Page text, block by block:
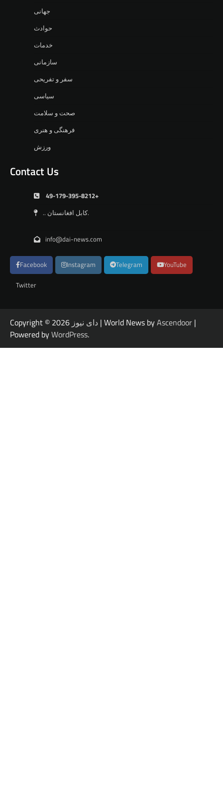
جهانی
حوادث
خدمات
سازمانی
سفر و تفریحی
سیاسی
صحت و سلامت
فرهنگی و هنری
ورزش
Contact Us
49-179-395-8212+
.. کابل افغانستان.
info@dai-news.com
Facebook Instagram Telegram YouTube
Twitter
Copyright © 2026 دای نیوز | World News byAscendoor |
Powered byWordPress.